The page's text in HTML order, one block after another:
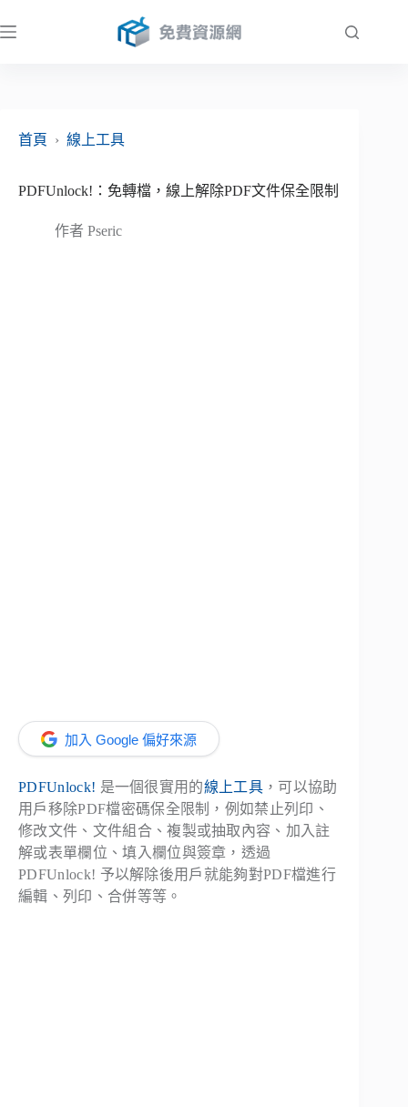
至
首頁
› 線上工具
PDFUnlock!：免轉檔，線上解除PDF文件保全限制
作者 Pseric
加入 Google 偏好來源
PDFUnlock! 是一個很實用的線上工具 ，可以協助
用戶移除PDF檔密碼保全限制，例如禁止列印、
修改文件、文件組合、複製或抽取內容、加入註
解或表單欄位、填入欄位與簽章，透過
PDFUnlock! 予以解除後用戶就能夠對PDF檔進行
編輯、列印、合併等等。